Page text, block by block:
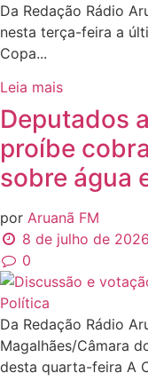
Da Redação Rádio
nesta terça-feira a
Copa...
Leia mais
Deputados
proíbe
sobre água
por Aruanã FM
8 de julho de 2026
0
Política
Da Redação Rádio
Magalhães/Câmara
desta quarta-feira A